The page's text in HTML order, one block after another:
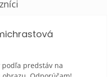
je 5 z 5 hviezdičiek.
predstáv na